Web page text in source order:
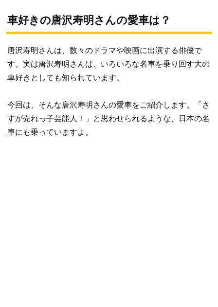
車好きの唐沢寿明さんの愛車は？
唐沢寿明さんは、数々のドラマや映画に出演する俳優で
す。実は唐沢寿明さんは、いろいろな名車を乗り回す大の
車好きとしても知られています。
今回は、そんな唐沢寿明さんの愛車をご紹介します。「さ
すが売れっ子芸能人！」と思わせられるような、日本の名
車にも乗っていますよ。